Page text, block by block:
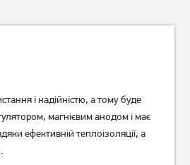
і надійністю, а тому буде
магнієвим анодом і має
ефективній теплоізоляції, а